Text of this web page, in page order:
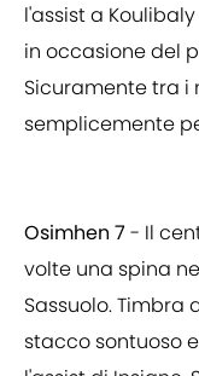
l'assist a
in occasione del
Sicuramente tra i
semplicemente
Osimhen 7 - Il
volte una spina
Sassuolo. Timbra
stacco sontuoso